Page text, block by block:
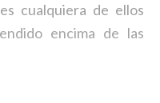
cualquiera de ellos
encima de las